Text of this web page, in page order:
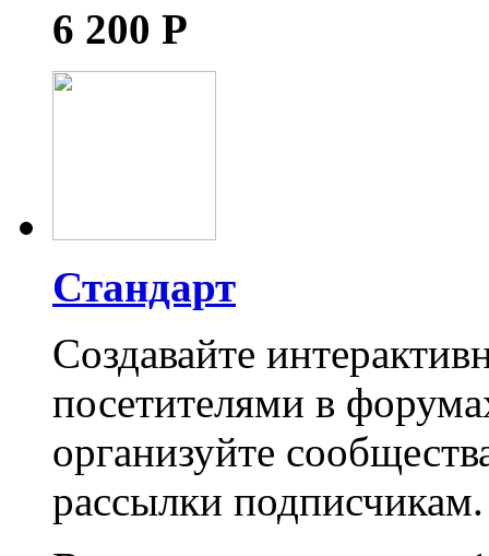
6 200 Р
Стандарт
Создавайте
посетителями в
организуйте
рассылки подписчикам.